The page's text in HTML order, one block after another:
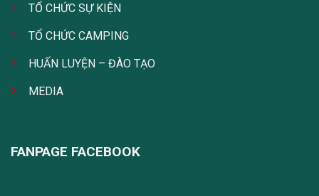
TỔ CHỨC SỰ KIỆN
TỔ CHỨC CAMPING
HUẤN LUYỆN – ĐÀO TẠO
MEDIA
FANPAGE FACEBOOK